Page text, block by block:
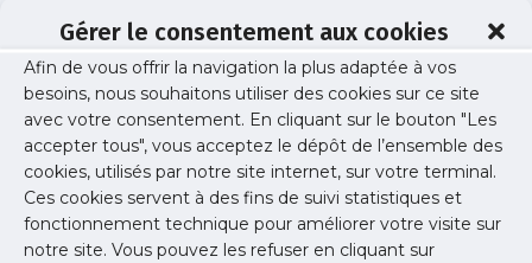
Gérer le consentement aux cookies
Afin de vous offrir la navigation la plus adaptée à vos
besoins, nous souhaitons utiliser des cookies sur ce site
avec votre consentement. En cliquant sur le bouton "Les
accepter tous", vous acceptez le dépôt de l’ensemble des
cookies, utilisés par notre site internet, sur votre terminal.
Ces cookies servent à des fins de suivi statistiques et
fonctionnement technique pour améliorer votre visite sur
notre site. Vous pouvez les refuser en cliquant sur
Soirée libérale gériatrie 2403
Publié le : 2 février 2024
Partager cet article :